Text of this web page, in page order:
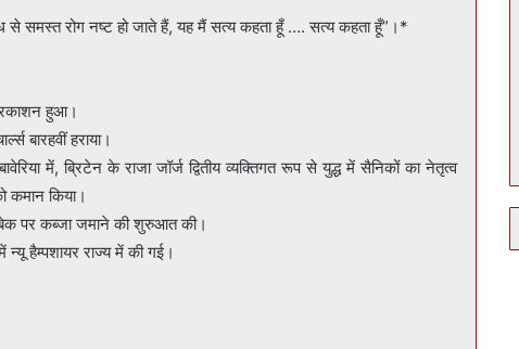
समस्त रोग नष्ट हो जाते हैं, यह मैं सत्य कहता हूँ …. सत्य कहता हूँ”।*
हुआ।
बारहवीं हराया।
में, ब्रिटेन के राजा जॉर्ज द्वितीय व्यक्तिगत रूप से युद्ध में सैनिकों का नेतृत्व
कमान किया।
पर कब्जा जमाने की शुरुआत की।
हैम्पशायर राज्य में की गई।